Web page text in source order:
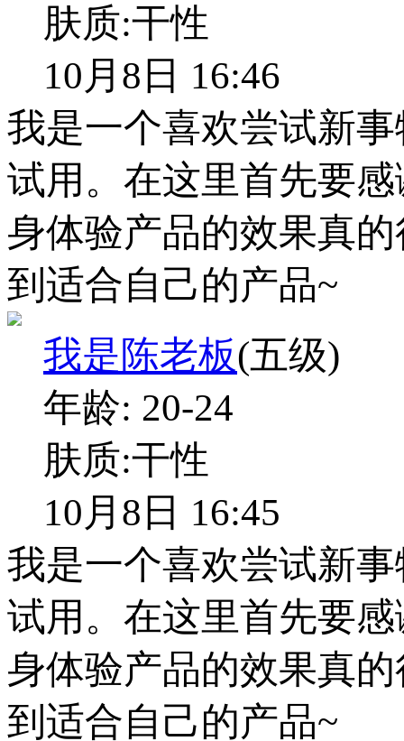
肤质:干性
10月8日 16:46
我是一个喜欢尝试新
试用。在这里首先要
身体验产品的效果真
到适合自己的产品~
我是陈老板(五级)
年龄: 20-24
肤质:干性
10月8日 16:45
我是一个喜欢尝试新
试用。在这里首先要
身体验产品的效果真
到适合自己的产品~